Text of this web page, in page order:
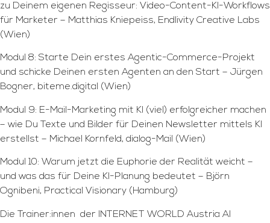
zu Deinem eigenen Regisseur: Video-Content-KI-Workflows
für Marketer – Matthias Kniepeiss, Endlivity Creative Labs
(Wien)
Modul 8: Starte Dein erstes Agentic-Commerce-Projekt
und schicke Deinen ersten Agenten an den Start – Jürgen
Bogner, biteme.digital (Wien)
Modul 9: E-Mail-Marketing mit KI (viel) erfolgreicher machen
– wie Du Texte und Bilder für Deinen Newsletter mittels KI
erstellst – Michael Kornfeld, dialog-Mail (Wien)
Modul 10: Warum jetzt die Euphorie der Realität weicht –
und was das für Deine KI-Planung bedeutet – Björn
Ognibeni, Practical Visionary (Hamburg)
Die Trainer:innen der INTERNET WORLD Austria AI